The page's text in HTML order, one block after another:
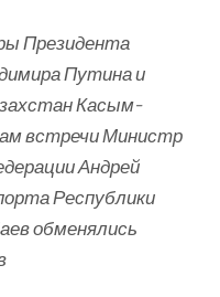
Президента
Путина и
Касым-
встречи Министр
Андрей
Республики
обменялись